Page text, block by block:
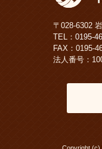
〒028-6302
TEL： 0195-
FAX：0195-
法人番号：